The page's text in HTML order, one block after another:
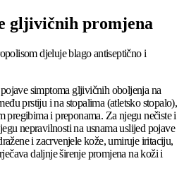
gljivičnih promjena
djeluje blago antiseptično i
simptoma gljivičnih oboljenja na
prstiju i na stopalima (atletsko stopalo),
pregibima i preponama. Za njegu nečiste i
nepravilnosti na usnama uslijed pojave
i zacrvenjele kože, umiruje iritaciju,
daljnje širenje promjena na koži i